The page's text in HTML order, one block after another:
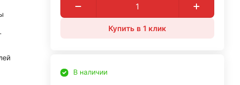
Купить в 1 клик
В наличии